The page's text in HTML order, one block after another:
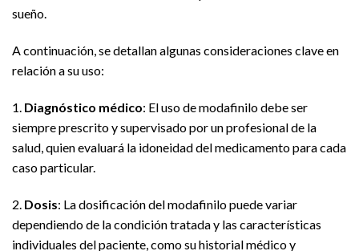
sueño.
A continuación, se detallan algunas consideraciones clave en
relación a su uso:
1. Diagnóstico médico: El uso de modafinilo debe ser
siempre prescrito y supervisado por un profesional de la
salud, quien evaluará la idoneidad del medicamento para cada
caso particular.
2. Dosis: La dosificación del modafinilo puede variar
dependiendo de la condición tratada y las características
individuales del paciente, como su historial médico y